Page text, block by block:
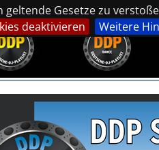
Gesetze zu
deaktivieren Weitere